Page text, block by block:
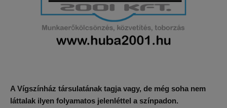
A Vígszínház társulatának tagja vagy, de még soha nem
láttalak ilyen folyamatos jelenléttel a színpadon.